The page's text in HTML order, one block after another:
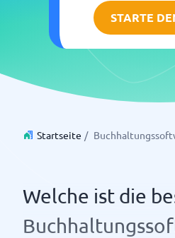
STARTE
Startseite /
Welche ist die